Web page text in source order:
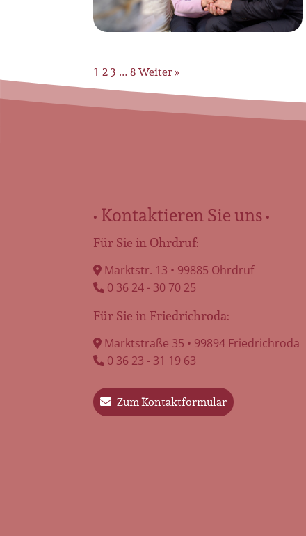
1 23 …8Weiter »
• Kontaktieren Sie uns •
Für Sie in Ohrdruf:
Marktstr. 13 • 99885 Ohrdruf
0 36 24 - 30 70 25
Für Sie in Friedrichroda:
Marktstraße 35 • 99894 Friedrichroda
0 36 23 - 31 19 63
Zum Kontaktformular
Wenn Kinder trauern:
Einfühlsamer Umgang mit
kindlicher Trauer
Der Tod eines geliebten Menschen
verändert vieles – auch für Kinder.
Doch ihre Trauer zeigt […]
mehr erfahren